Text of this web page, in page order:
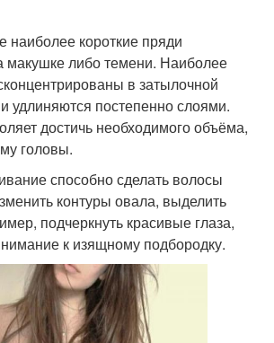
наиболее короткие пряди
макушке либо темени. Наиболее
в затылочной
удлиняются постепенно слоями.
достичь необходимого объёма,
головы.
способно сделать волосы
контуры овала, выделить
подчеркнуть красивые глаза,
к изящному подбородку.